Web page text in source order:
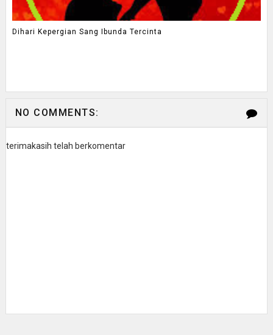
Dihari Kepergian Sang Ibunda Tercinta
NO COMMENTS:
terimakasih telah berkomentar